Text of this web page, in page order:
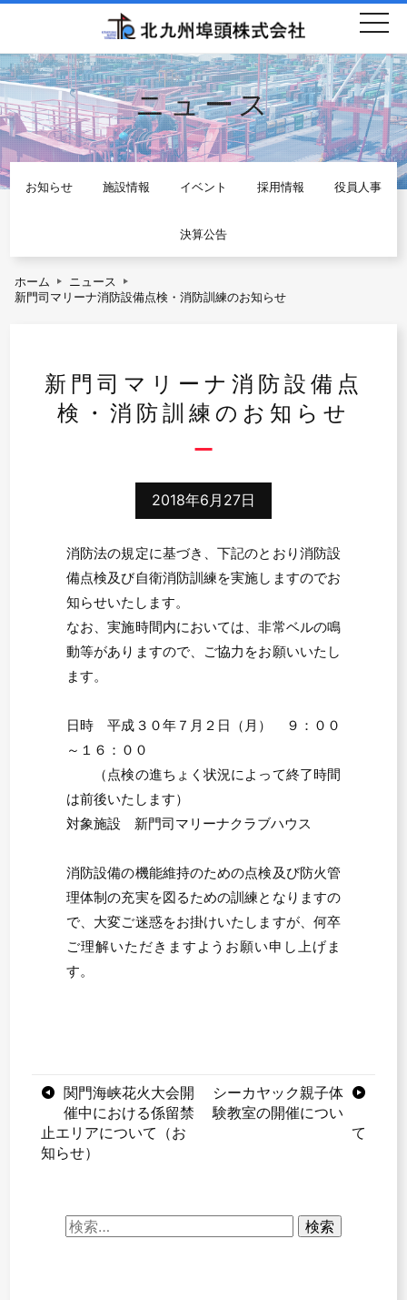
ニュース
お知らせ 施設情報 イベント 採用情報 役員人事
決算公告
ホーム
ニュース
新門司マリーナ消防設備点検・消防訓練のお知らせ
新門司マリーナ消防設備点
検・消防訓練のお知らせ
2018年6月27日
消防法の規定に基づき、下記のとおり消防設
備点検及び自衛消防訓練を実施しますのでお
知らせいたします。
なお、実施時間内においては、非常ベルの鳴
動等がありますので、ご協力をお願いいたし
ます。
日時 平成３０年７月２日（月） ９：００
～１６：００
（点検の進ちょく状況によって終了時間
は前後いたします）
対象施設 新門司マリーナクラブハウス
消防設備の機能維持のための点検及び防火管
理体制の充実を図るための訓練となりますの
で、大変ご迷惑をお掛けいたしますが、何卒
ご理解いただきますようお願い申し上げま
す。
投
稿
ナ
関門海峡花火大会開
催中における係留禁
止エリアについて（お
知らせ）
シーカヤック親子体
験教室の開催につい
て
検